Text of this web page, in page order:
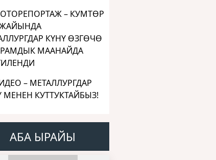
– КУМТӨР
КҮНҮ ӨЗГӨЧӨ
МААНАЙДА
– МЕТАЛЛУРГДАР
МЕНЕН КУТТУКТАЙБЫЗ!
АБА ЫРАЙЫ